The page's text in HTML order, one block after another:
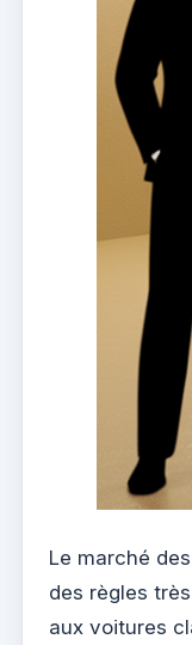
Le marché
des règles
aux voitures